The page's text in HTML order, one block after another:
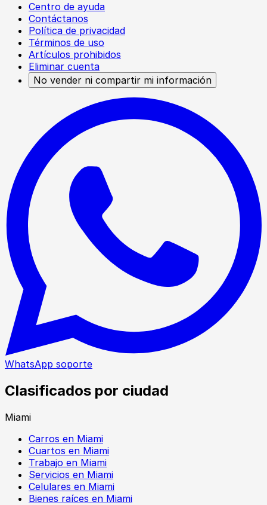
Centro de ayuda
Contáctanos
Política de privacidad
Términos de uso
Artículos prohibidos
Eliminar cuenta
No vender ni compartir mi información
WhatsApp soporte
Clasificados por ciudad
Miami
Carros en Miami
Cuartos en Miami
Trabajo en Miami
Servicios en Miami
Celulares en Miami
Bienes raíces en Miami